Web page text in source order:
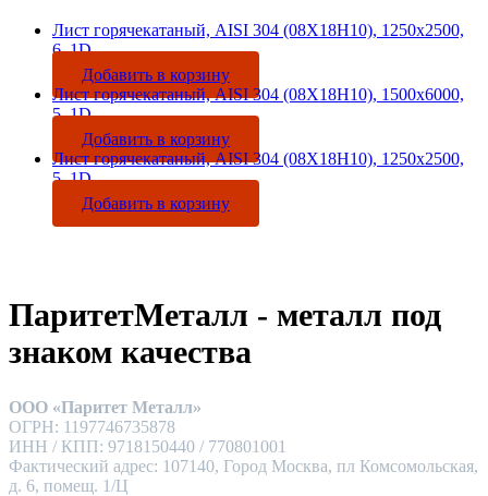
Лист горячекатаный, AISI 304 (08Х18Н10), 1250х2500,
6, 1D
Добавить в корзину
Лист горячекатаный, AISI 304 (08Х18Н10), 1500х6000,
5, 1D
Добавить в корзину
Лист горячекатаный, AISI 304 (08Х18Н10), 1250х2500,
5, 1D
Добавить в корзину
ПаритетМеталл - металл под
знаком качества
ООО «Паритет Металл»
ОГРН: 1197746735878
ИНН / КПП: 9718150440 / 770801001
Фактический адрес: 107140, Город Москва, пл Комсомольская,
д. 6, помещ. 1/Ц